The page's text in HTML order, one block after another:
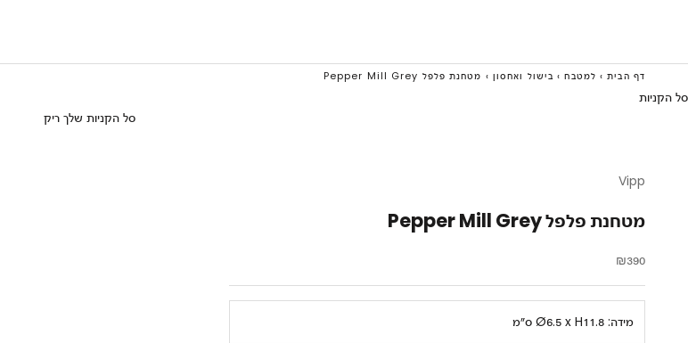
דף הבית › למטבח › בישול ואחסון › מטחנת פלפל Pepper Mill Grey
סל הקניות
סל הקניות שלך ריק
Vipp
מטחנת פלפל Pepper Mill Grey
מחיר מבצע
₪390
מידה: Ø6.5 x H11.8 ס״מ